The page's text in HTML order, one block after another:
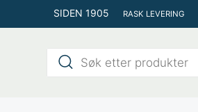
rett
SIDEN 1905 RASK LEVERING
Products
search